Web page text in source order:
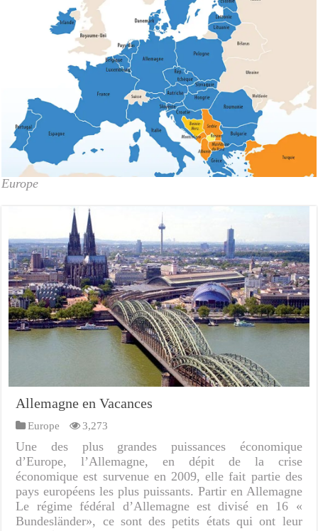
Europe
Allemagne en Vacances
Europe 3,273
Une des plus grandes puissances économique
d’Europe, l’Allemagne, en dépit de la crise
économique est survenue en 2009, elle fait partie des
pays européens les plus puissants. Partir en Allemagne
Le régime fédéral d’Allemagne est divisé en 16 «
Bundesländer», ce sont des petits états qui ont leur